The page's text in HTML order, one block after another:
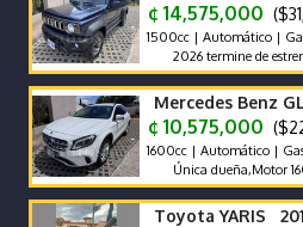
¢ 14,575,000
1500cc | Automático |
2026 termine de
Mercedes Benz
¢ 10,575,000
1600cc | Automático |
Única dueña,Motor 1600
Toyota YARIS